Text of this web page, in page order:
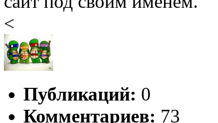
<
Публикаций: 0
Комментариев: 73